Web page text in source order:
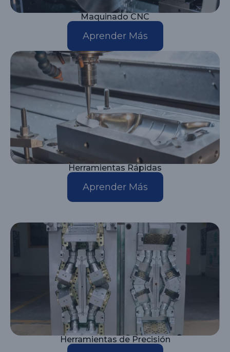
Maquinado CNC
Aprender Más
Herramientas Rápidas
Aprender Más
Herramientas de Precisión